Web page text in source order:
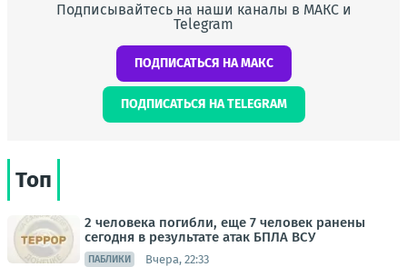
Подписывайтесь на наши каналы в МАКС и
Telegram
ПОДПИСАТЬСЯ НА МАКС
ПОДПИСАТЬСЯ НА TELEGRAM
Топ
2 человека погибли, еще 7 человек ранены
сегодня в результате атак БПЛА ВСУ
ПАБЛИКИ Вчера, 22:33